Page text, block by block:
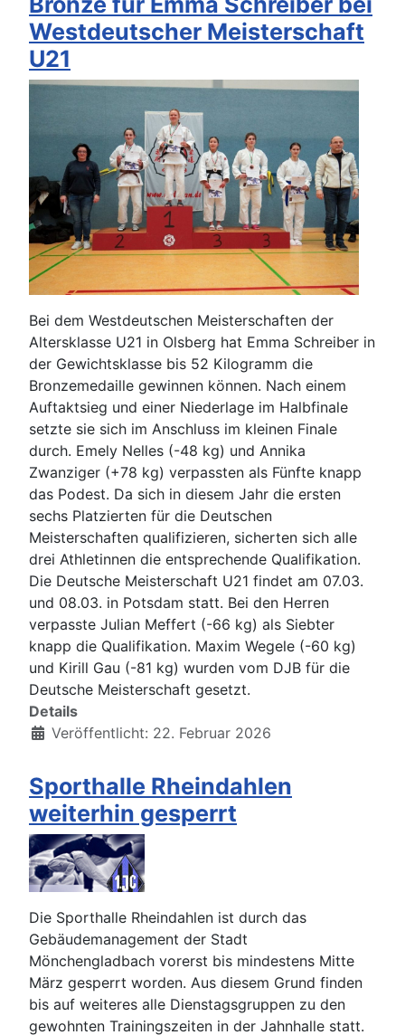
Westdeutscher Meisterschaft
U21
Bei dem Westdeutschen Meisterschaften der
Altersklasse U21 in Olsberg hat Emma Schreiber in
der Gewichtsklasse bis 52 Kilogramm die
Bronzemedaille gewinnen können. Nach einem
Auftaktsieg und einer Niederlage im Halbfinale
setzte sie sich im Anschluss im kleinen Finale
durch. Emely Nelles (-48 kg) und Annika
Zwanziger (+78 kg) verpassten als Fünfte knapp
das Podest. Da sich in diesem Jahr die ersten
sechs Platzierten für die Deutschen
Meisterschaften qualifizieren, sicherten sich alle
drei Athletinnen die entsprechende Qualifikation.
Die Deutsche Meisterschaft U21 findet am 07.03.
und 08.03. in Potsdam statt. Bei den Herren
verpasste Julian Meffert (-66 kg) als Siebter
knapp die Qualifikation. Maxim Wegele (-60 kg)
und Kirill Gau (-81 kg) wurden vom DJB für die
Deutsche Meisterschaft gesetzt.
Details
Veröffentlicht: 22. Februar 2026
Sporthalle Rheindahlen
weiterhin gesperrt
Die Sporthalle Rheindahlen ist durch das
Gebäudemanagement der Stadt
Mönchengladbach vorerst bis mindestens Mitte
März gesperrt worden. Aus diesem Grund finden
bis auf weiteres alle Dienstagsgruppen zu den
gewohnten Trainingszeiten in der Jahnhalle statt.